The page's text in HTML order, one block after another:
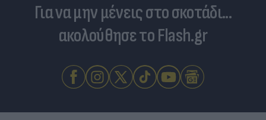
Για να μην μένεις στο σκοτάδι...
ακολούθησε το Flash.gr